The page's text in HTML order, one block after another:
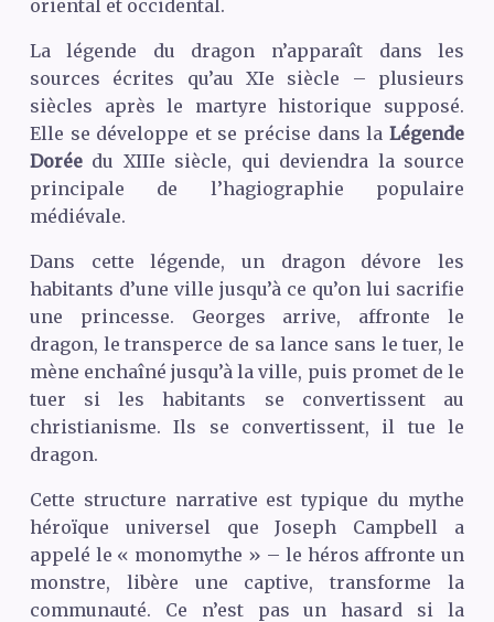
oriental et occidental.
La légende du dragon n’apparaît dans les
sources écrites qu’au XIe siècle – plusieurs
siècles après le martyre historique supposé.
Elle se développe et se précise dans laLégende
Doréedu XIIIe siècle, qui deviendra la source
principale de l’hagiographie populaire
médiévale.
Dans cette légende, un dragon dévore les
habitants d’une ville jusqu’à ce qu’on lui sacrifie
une princesse. Georges arrive, affronte le
dragon, le transperce de sa lance sans le tuer, le
mène enchaîné jusqu’à la ville, puis promet de le
tuer si les habitants se convertissent au
christianisme. Ils se convertissent, il tue le
dragon.
Cette structure narrative est typique du mythe
héroïque universel que Joseph Campbell a
appelé le « monomythe » – le héros affronte un
monstre, libère une captive, transforme la
communauté. Ce n’est pas un hasard si la